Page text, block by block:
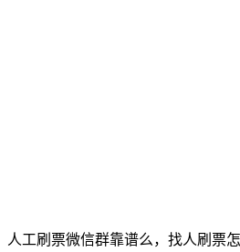
人工刷票微信群靠谱么，找人刷票